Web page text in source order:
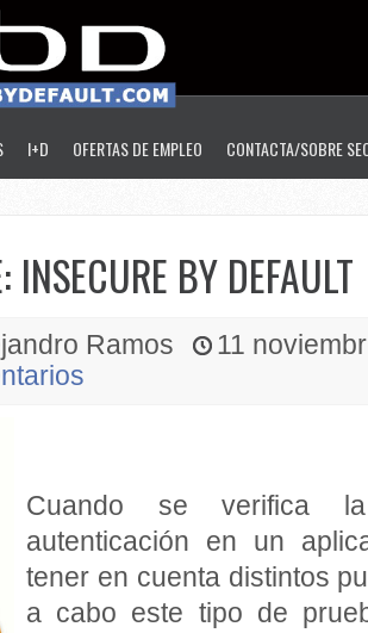
I+D OFERTAS DE EMPLEO CONTACTA/SOBRE
INSECURE BY DEFAULT
Ramos
11
Cuando se verifica
autenticación en un
tener en cuenta distintos
a cabo este tipo de